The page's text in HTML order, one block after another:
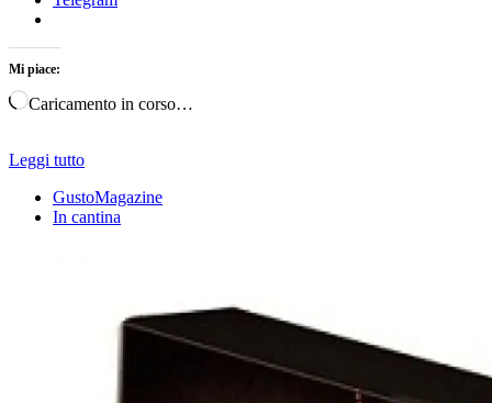
Mi piace:
Caricamento in corso…
Leggi tutto
GustoMagazine
In cantina